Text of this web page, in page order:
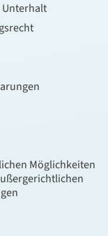
Möglichkeiten